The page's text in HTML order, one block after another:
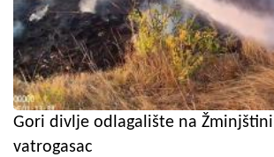
Gori divlje odlagalište na
vatrogasac